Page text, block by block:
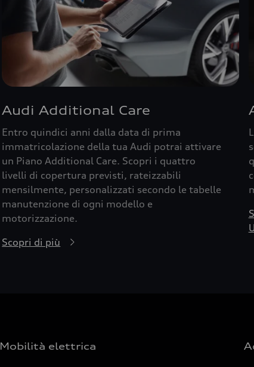
Audi Additional Care
Entro quindici anni dalla data di prima
immatricolazione della tua Audi potrai attivare
un Piano Additional Care. Scopri i quattro
livelli di copertura previsti, rateizzabili
mensilmente, personalizzati secondo le tabelle
manutenzione di ogni modello e
motorizzazione.
Scopri di più
Mobilità elettrica